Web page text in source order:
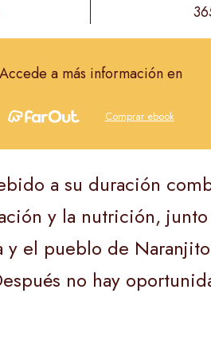
Accede a más información en
Comprar ebook
a su duración
y la nutrición,
el pueblo de
no hay